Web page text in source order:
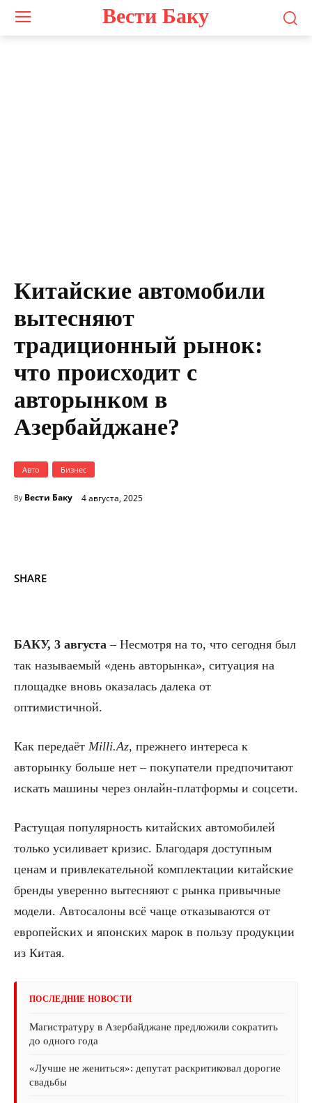
Вести Баку
Китайские автомобили
вытесняют
традиционный рынок:
что происходит с
авторынком в
Азербайджане?
Авто Бизнес
By Вести Баку 4 августа, 2025
SHARE
БАКУ, 3 августа – Несмотря на то, что сегодня был
так называемый «день авторынка», ситуация на
площадке вновь оказалась далека от
оптимистичной.
Как передаёт Milli.Az, прежнего интереса к
авторынку больше нет – покупатели предпочитают
искать машины через онлайн-платформы и соцсети.
Растущая популярность китайских автомобилей
только усиливает кризис. Благодаря доступным
ценам и привлекательной комплектации китайские
бренды уверенно вытесняют с рынка привычные
модели. Автосалоны всё чаще отказываются от
европейских и японских марок в пользу продукции
из Китая.
ПОСЛЕДНИЕ НОВОСТИ
Магистратуру в Азербайджане предложили сократить
до одного года
«Лучше не жениться»: депутат раскритиковал дорогие
свадьбы